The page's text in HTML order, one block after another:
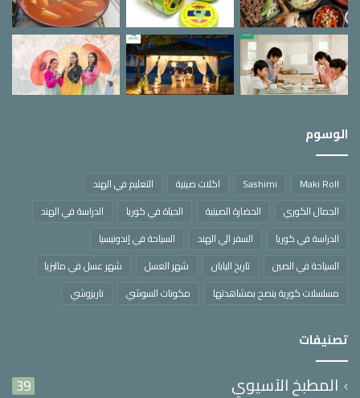
الوسوم
Maki Roll
Sashimi اكلات صينية
التعليم في الهند
الجمال الكوري
الحضارة الصينية الحياة في كوريا
الدراسة في الهند
الدراسة في كوريا
السفر الي الهند
السياحة في إندونيسيا
السياحة في الصين
تاريخ اليابان شهر العسل
شهر عسل في ماليزيا
مسلسلات كورية ينصح بمشاهدتها
مكونات السوشي ناريزوشي
تصنيفات
المطبخ الآسيوي 39